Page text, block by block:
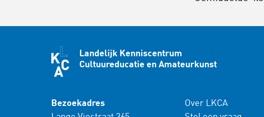
Landelijk Kenniscentrum
Cultuureducatie en Amateurkunst
Bezoekadres
Over LKCA